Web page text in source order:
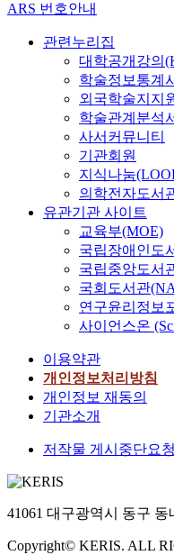
ARS 번호안내
관련누리집
대학공개강의
학술정보통계
외국학술지지
학술관계분석
사서커뮤니티
기관회원
지식나눔
의학전자도서
유관기관 사이트
교육부(MOE)
국립장애인도
국립중앙도서
국회도서관
연구윤리정보
사이언스온
이용약관
개인정보처리방침
개인정보 재동의
기관소개
저작물 게시중단요청
41061 대구광역시 동구 동
Copyright© KERIS. ALL